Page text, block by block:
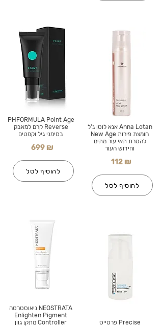
PHFORMULA Point Age
Reverse קרם למאבק
בסימני גיל וקמטים
699 ₪
להוסיף לסל
NEOSTRATA ניאוסטרטה
Enlighten Pigment
Controller מתקן גוון
Anna Lotan אנא לוטן ג'ל
חומצת פירות New Age
להסרת תאי עור מתים
וחידוש העור
112 ₪
להוסיף לסל
Precise פרסייס